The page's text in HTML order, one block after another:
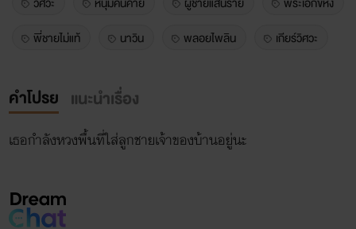
พี่ชายไม่แท้
นาวิน พลอยไพลิน เกียร์วิศวะ
คำโปรย แนะนำเรื่อง
เธอกำลังหวงพื้นที่ใส่ลูกชายเจ้าของบ้านอยู่นะ